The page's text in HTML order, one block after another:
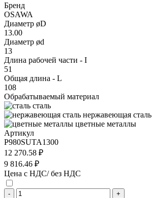
Бренд
OSAWA
Диаметр øD
13.00
Диаметр ød
13
Длина рабочей части - I
51
Общая длина - L
108
Обрабатываемый материал
сталь
нержавеющая сталь
цветные металлы
Артикул
P980SUTA1300
12 270.58 ₽
9 816.46 ₽
Цена с НДС/ без НДС
- +